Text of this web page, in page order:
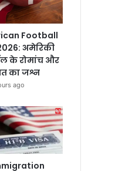
Football
अमेरिकी
के रोमांच और
का जश्न
ago